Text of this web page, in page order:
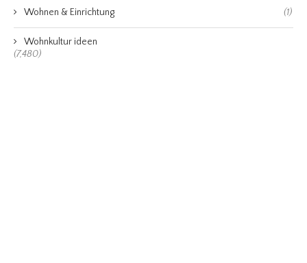
Wohnen & Einrichtung (1)
Wohnkultur ideen
(7,480)